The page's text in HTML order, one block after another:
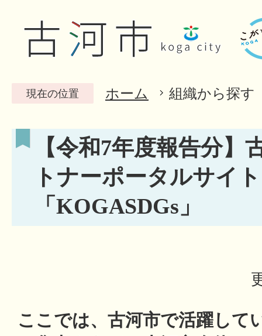
現在の位置 ホーム 組織から探す
【令和7年度報告分】
トナーポータルサイト
「KOGASDGs」
ここでは、古河市で活躍して